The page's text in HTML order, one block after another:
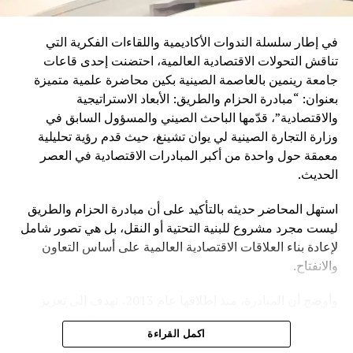
في إطار سلسلة الندوات الأكاديمية واللقاءات الفكرية التي
تناقش التحولات الاقتصادية العالمية، احتضنت إحدى قاعات
جامعة رينمين بالعاصمة الصينية بكين محاضرة علمية متميزة
بعنوان: “مبادرة الحزام والطريق: الأبعاد الاستراتيجية
والاقتصادية”، قدّمها الباحث الصيني والمسؤول السابق في
وزارة التجارة الصينية لي يوان تشينغ، حيث قدم رؤية تحليلية
معمقة حول واحدة من أكبر المبادرات الاقتصادية في العصر
الحديث.
استهل المحاضر حديثه بالتأكيد على أن مبادرة الحزام والطريق
ليست مجرد مشروع للبنية التحتية أو النقل، بل هي تصور شامل
لإعادة بناء العلاقات الاقتصادية العالمية على أساس التعاون
والانفتاح.
الترابط بين القارات الثلاث عبر شبكة واسعة من الموانئ
والسكك الحديدية والطرق البرية والممرات البحرية، إضافة إلى
اكمل القراءة